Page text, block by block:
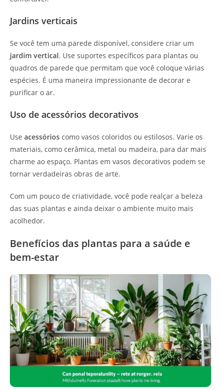
Jardins verticais
Se você tem uma parede disponível, considere criar um
jardim vertical. Use suportes específicos para plantas ou
quadros de parede que permitam que você coloque várias
espécies. É uma maneira impressionante de decorar e
purificar o ar.
Uso de acessórios decorativos
Use acessórios como vasos coloridos ou estilosos. Varie os
materiais, como cerâmica, metal ou madeira, para dar mais
charme ao espaço. Plantas em vasos decorativos podem se
tornar verdadeiras obras de arte.
Com um pouco de criatividade, você pode realçar a beleza
das suas plantas e ainda deixar o ambiente muito mais
acolhedor.
Benefícios das plantas para a saúde e
bem-estar